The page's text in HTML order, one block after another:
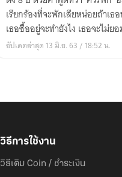
เรียกร้องที่จะพักเสียหน่อยถ้าเ
เธอซื้ออยู่จะทำยังไง เธอจะไม่ยอมให้บอ
จึงต้องถูกงัดมาใช้เพื่อความอยู่รอ
อัปเดตล่าสุด 13 มิ.ย. 63 / 18:52 น.
วิธีการใช้งาน
วิธีเติม Coin / ชำระเงิน